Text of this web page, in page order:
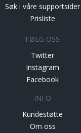
Søk i våre supportsider
Prisliste
FØLG OSS
Twitter
Instagram
Facebook
INFO
Kundestøtte
Om oss